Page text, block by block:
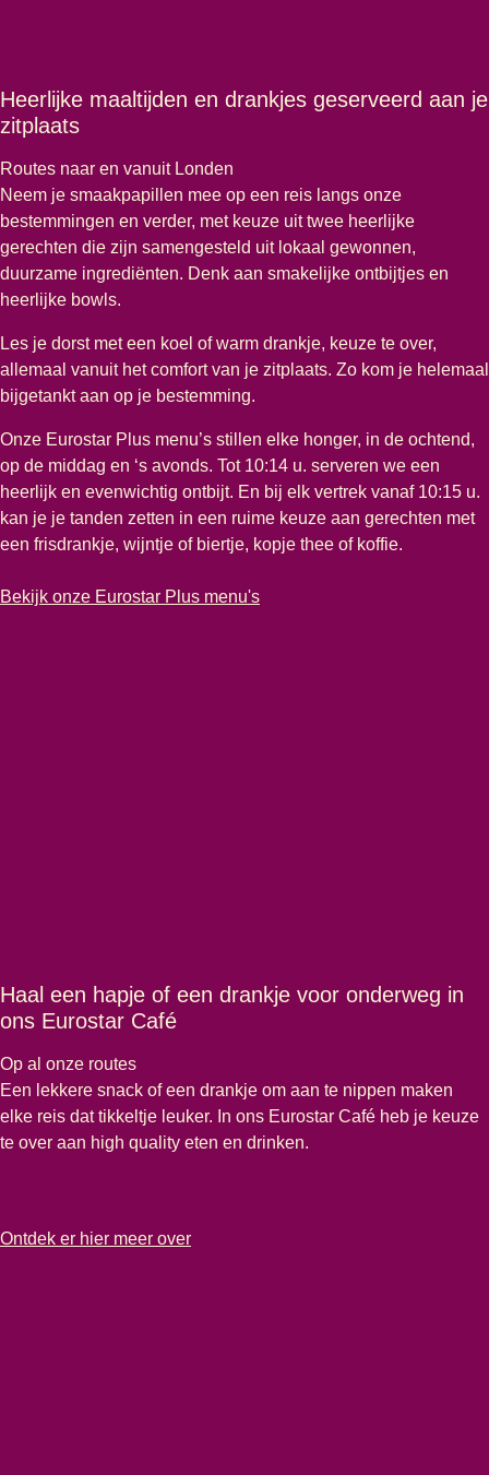
Heerlijke maaltijden en drankjes geserveerd aan je
zitplaats
Routes naar en vanuit Londen
Neem je smaakpapillen mee op een reis langs onze
bestemmingen en verder, met keuze uit twee heerlijke
gerechten die zijn samengesteld uit lokaal gewonnen,
duurzame ingrediënten. Denk aan smakelijke ontbijtjes en
heerlijke bowls.
Les je dorst met een koel of warm drankje, keuze te over,
allemaal vanuit het comfort van je zitplaats. Zo kom je helemaal
bijgetankt aan op je bestemming.
Onze Eurostar Plus menu’s stillen elke honger, in de ochtend,
op de middag en ‘s avonds. Tot 10:14 u. serveren we een
heerlijk en evenwichtig ontbijt. En bij elk vertrek vanaf 10:15 u.
kan je je tanden zetten in een ruime keuze aan gerechten met
een frisdrankje, wijntje of biertje, kopje thee of koffie.
Bekijk onze Eurostar Plus menu's
-Heerlijke maaltijden en drankjes geserveerd aan je zitplaats
Haal een hapje of een drankje voor onderweg in
ons Eurostar Café
Op al onze routes
Een lekkere snack of een drankje om aan te nippen maken
elke reis dat tikkeltje leuker. In ons Eurostar Café heb je keuze
te over aan high quality eten en drinken.
Ontdek er hier meer over
-Haal een hapje of een drankje voor onderweg in ons Eurostar Café